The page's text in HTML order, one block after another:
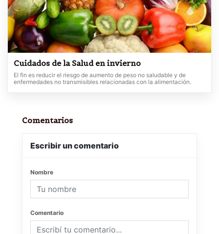
Cuidados de la Salud en invierno
El fin es reducir el riesgo de aumento de peso no saludable y de
enfermedades no transmisibles relacionadas con la alimentación.
Comentarios
Escribir un comentario
Nombre
Comentario